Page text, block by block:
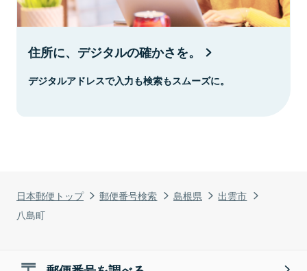
日本郵便トップ 郵便番号検索 島根県
出雲市
八島町
住所に、デジタルの確かさを。
デジタルアドレスで入力も検索もスムーズに。